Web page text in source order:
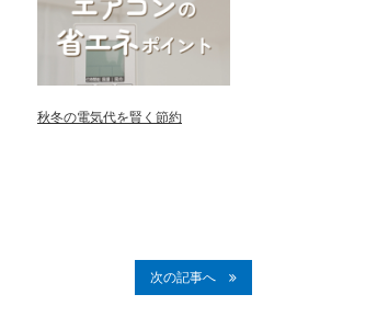
秋冬の電気代を賢く節約
次の記事へ